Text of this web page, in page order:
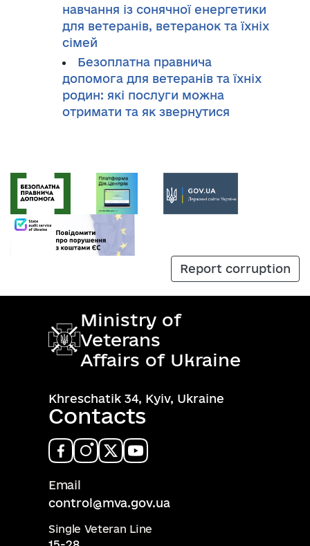
навчання із сонячної енергетики
для ветеранів, ветеранок та їхніх
сімей
Безоплатна правнича
допомога для ветеранів та їхніх
родин: які послуги можна
отримати та як звернутися
Report corruption
Ministry of
Veterans
Affairs of Ukraine
Khreschatik 34, Kyiv, Ukraine
Contacts
Email
control@mva.gov.ua
Single Veteran Line